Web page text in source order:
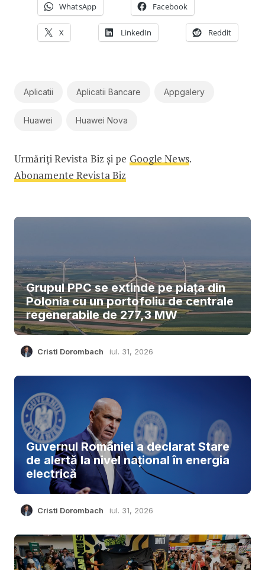
WhatsApp Facebook
X LinkedIn Reddit
Aplicatii Aplicatii Bancare Appgalery
Huawei Huawei Nova
Urmăriți Revista Biz și pe Google News.
Abonamente Revista Biz
Grupul PPC se extinde pe piața din
Polonia cu un portofoliu de centrale
regenerabile de 277,3 MW
Cristi Dorombach iul. 31, 2026
Guvernul României a declarat Stare
de alertă la nivel național în energia
electrică
Cristi Dorombach iul. 31, 2026